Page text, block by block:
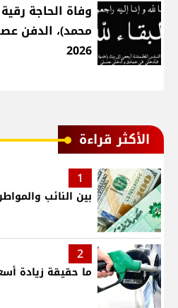
وفاة الحاجة
2026
الأكثر قراءة
1
بين النائب
2
ما حقيقة زيادة